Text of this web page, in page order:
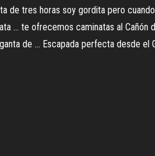
de tres horas soy gordita pero
... te ofrecemos caminatas al
de ... Escapada perfecta desde el